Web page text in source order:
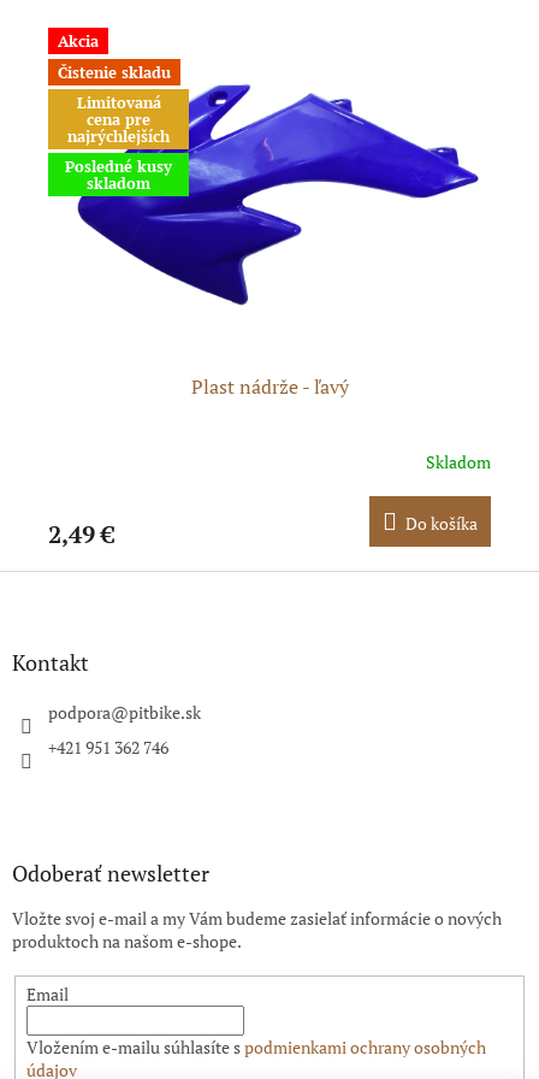
Akcia
Čistenie skladu
Limitovaná
cena pre
najrýchlejších
Posledné kusy
skladom
Plast nádrže - ľavý
Skladom
2,49 € Do košíka
Z
Kontakt
podpora@pitbike.sk
+421 951 362 746
Odoberať newsletter
Vložte svoj e-mail a my Vám budeme zasielať informácie o nových
produktoch na našom e-shope.
Email
Vložením e-mailu súhlasíte spodmienkami ochrany osobných
údajov